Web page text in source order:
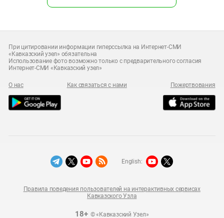
При цитировании информации гиперссылка на Интернет-СМИ
«Кавказский узел» обязательна
Использование фото возможно только с предварительного согласия
Интернет-СМИ «Кавказский узел»
О нас Как связаться с нами Пожертвования
18+© «Кавказский Узел»
Правила поведения пользователей на интерактивных сервисах
Кавказского Узла
English: